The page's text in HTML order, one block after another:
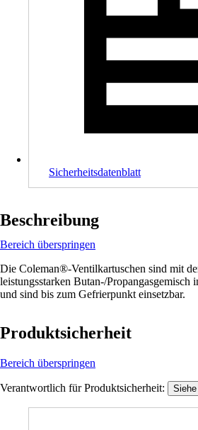
Sicherheitsdatenblatt
Beschreibung
Bereich überspringen
Die Coleman®-Ventilkartuschen sind mit
leistungsstarken Butan-/Propangasgemisch
und sind bis zum Gefrierpunkt einsetzbar.
Produktsicherheit
Bereich überspringen
Verantwortlich für Produktsicherheit: